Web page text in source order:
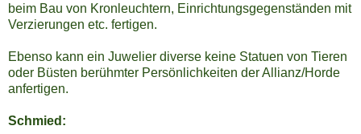
beim Bau von Kronleuchtern, Einrichtungsgegenständen mit
Verzierungen etc. fertigen.
Ebenso kann ein Juwelier diverse keine Statuen von Tieren
oder Büsten berühmter Persönlichkeiten der Allianz/Horde
anfertigen.
Schmied: